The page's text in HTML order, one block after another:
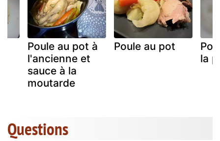
Poule au pot à
l'ancienne et
sauce à la
moutarde
Poule au pot
la
Questions